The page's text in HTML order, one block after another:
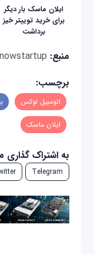
ایلان ماسک بار دیگر
برای خرید توییتر خیز
برداشت
منبع:
برچسب:
اتومبیل لوکس
ایلان ماسک
به اشتراک
Telegram